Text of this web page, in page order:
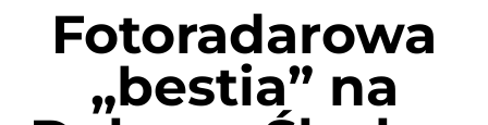
Fotoradarowa
„bestia” na